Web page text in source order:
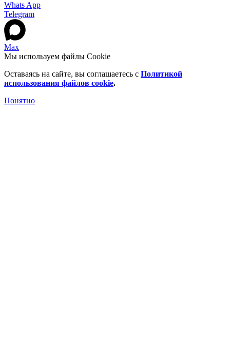
Whats App
Telegram
Max
Мы используем файлы Cookie
Оставаясь на сайте, вы соглашаетесь c Политикой
использования файлов cookie.
Понятно